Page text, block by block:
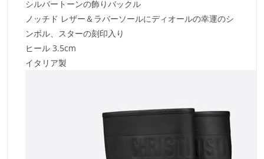
シルバートーンの飾りバックル
ノッチド レザー＆ラバーソールにディオールの幸運のシ
ンボル、スターの刻印入り
ヒール 3.5cm
イタリア製